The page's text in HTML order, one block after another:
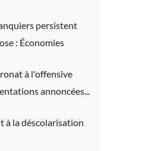
persistent
: Économies
à l'offensive
annoncées...
à la déscolarisation